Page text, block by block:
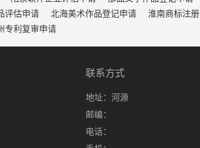
评估申请 北海美术作品登记申请 淮南商标注册
专利复审申请
联系方式
地址： 河源
邮编：
电话：